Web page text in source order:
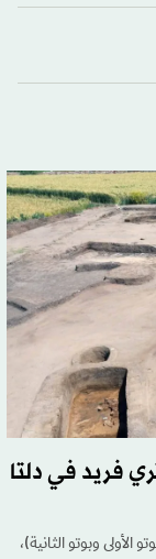
فريد في دلتا
وبوتو الثانية)،